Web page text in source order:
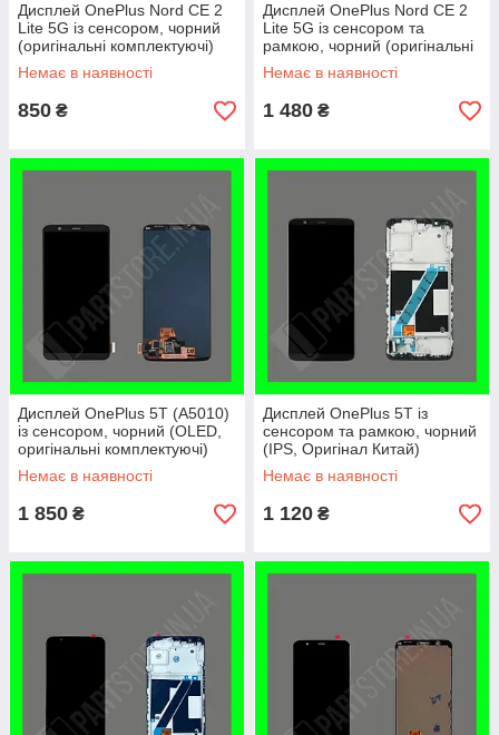
Дисплей OnePlus Nord CE 2
Lite 5G із сенсором, чорний
(оригінальні комплектуючі)
Немає в наявності
850 ₴
Дисплей OnePlus Nord CE 2
Lite 5G із сенсором та
рамкою, чорний (оригінальні
комплектуючі)
Немає в наявності
1 480 ₴
Дисплей OnePlus 5T (A5010)
із сенсором, чорний (OLED,
оригінальні комплектуючі)
Немає в наявності
1 850 ₴
Дисплей OnePlus 5T із
сенсором та рамкою, чорний
(IPS, Оригінал Китай)
Немає в наявності
1 120 ₴